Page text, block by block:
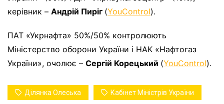
керівник – Андрій Пиріг (YouControl).
ПАТ «Укрнафта» 50%/50% контролюють
Міністерство оборони України і НАК «Нафтогаз
України», очолює – Сергій Корецький (YouControl).
Ділянка Олеська Кабінет Міністрів України